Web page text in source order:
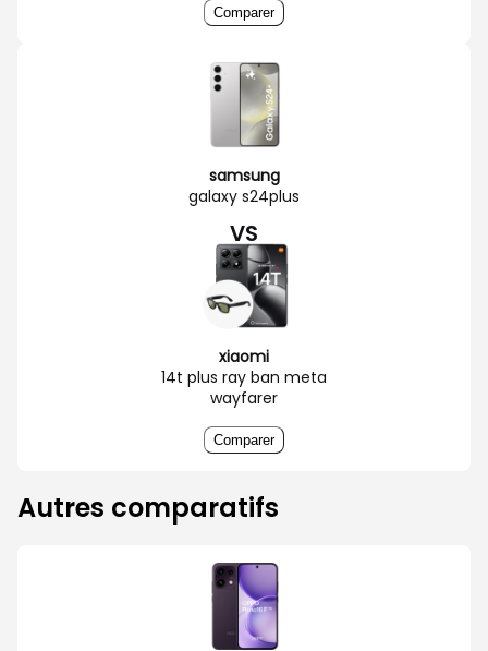
Comparer
samsung
galaxy s24plus
VS
xiaomi
14t plus ray ban meta
wayfarer
Comparer
Autres comparatifs